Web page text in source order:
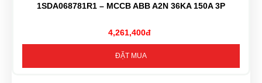
1SDA068781R1 – MCCB ABB A2N 36KA 150A 3P
4,261,400đ
ĐẶT MUA